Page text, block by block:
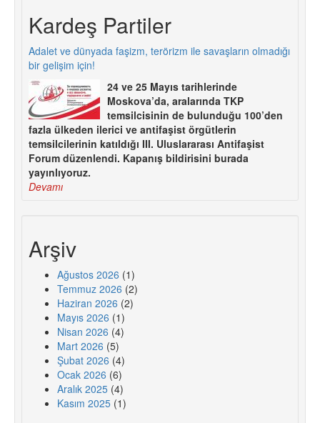
Kardeş Partiler
Adalet ve dünyada faşizm, terörizm ile savaşların olmadığı
bir gelişim için!
24 ve 25 Mayıs tarihlerinde
Moskova’da, aralarında TKP
temsilcisinin de bulunduğu 100’den
fazla ülkeden ilerici ve antifaşist örgütlerin
temsilcilerinin katıldığı III. Uluslararası Antifaşist
Forum düzenlendi. Kapanış bildirisini burada
yayınlıyoruz.
Devamı
Arşiv
Ağustos 2026 (1)
Temmuz 2026 (2)
Haziran 2026 (2)
Mayıs 2026 (1)
Nisan 2026 (4)
Mart 2026 (5)
Şubat 2026 (4)
Ocak 2026 (6)
Aralık 2025 (4)
Kasım 2025 (1)